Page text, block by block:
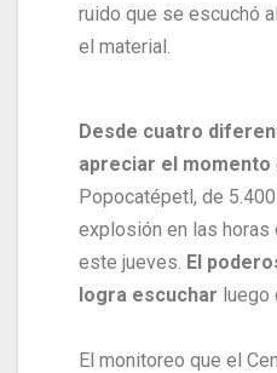
ruido que se escuchó
el material.
Desde cuatro
apreciar el momento
Popocatépetl, de
explosión en las horas
este jueves. El
logra escuchar luego
El monitoreo que el